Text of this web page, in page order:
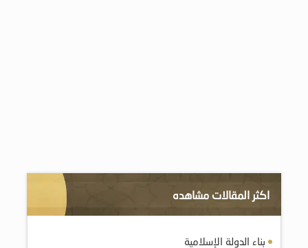
اكثر المقالات مشاهده
بناء الدولة الإسلامية